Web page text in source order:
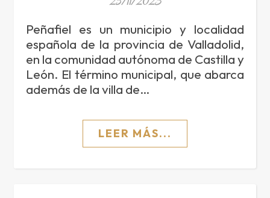
Peñafiel es un municipio y localidad
española de la provincia de Valladolid,
en la comunidad autónoma de Castilla y
León. El término municipal, que abarca
además de la villa de…
LEER MÁS...